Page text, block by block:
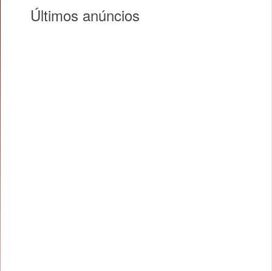
Últimos anúncios